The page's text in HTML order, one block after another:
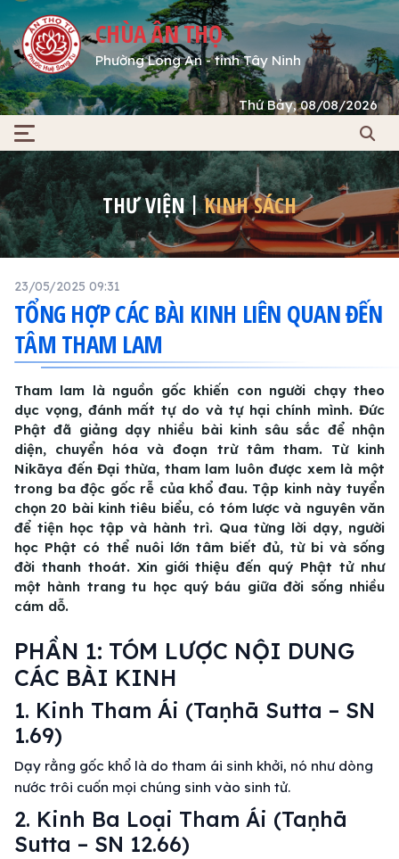
CHÙA ÂN THỌ
Phường Long An - tỉnh Tây Ninh
Thứ Bảy, 08/08/2026
THƯ VIỆN KINH SÁCH
23/05/2025 09:31
TỔNG HỢP CÁC BÀI KINH LIÊN QUAN ĐẾN
TÂM THAM LAM
Tham lam là nguồn gốc khiến con người chạy theo
dục vọng, đánh mất tự do và tự hại chính mình. Đức
Phật đã giảng dạy nhiều bài kinh sâu sắc để nhận
diện, chuyển hóa và đoạn trừ tâm tham. Từ kinh
Nikāya đến Đại thừa, tham lam luôn được xem là một
trong ba độc gốc rễ của khổ đau. Tập kinh này tuyển
chọn 20 bài kinh tiêu biểu, có tóm lược và nguyên văn
để tiện học tập và hành trì. Qua từng lời dạy, người
học Phật có thể nuôi lớn tâm biết đủ, từ bi và sống
đời thanh thoát. Xin giới thiệu đến quý Phật tử như
một hành trang tu học quý báu giữa đời sống nhiều
cám dỗ.
PHẦN 1: TÓM LƯỢC NỘI DUNG
CÁC BÀI KINH
1. Kinh Tham Ái (Taṇhā Sutta – SN
1.69)
Dạy rằng gốc khổ là do tham ái sinh khởi, nó như dòng
nước trôi cuốn mọi chúng sinh vào sinh tử.
2. Kinh Ba Loại Tham Ái (Taṇhā
Sutta – SN 12.66)